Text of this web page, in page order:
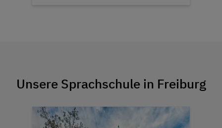
Unsere Sprachschule in Freiburg